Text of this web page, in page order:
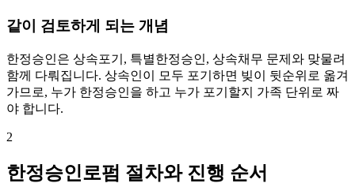
같이 검토하게 되는 개념
한정승인은 상속포기, 특별한정승인, 상속채무 문제와 맞물려
함께 다뤄집니다. 상속인이 모두 포기하면 빚이 뒷순위로 옮겨
가므로, 누가 한정승인을 하고 누가 포기할지 가족 단위로 짜
야 합니다.
2
한정승인로펌 절차와 진행 순서